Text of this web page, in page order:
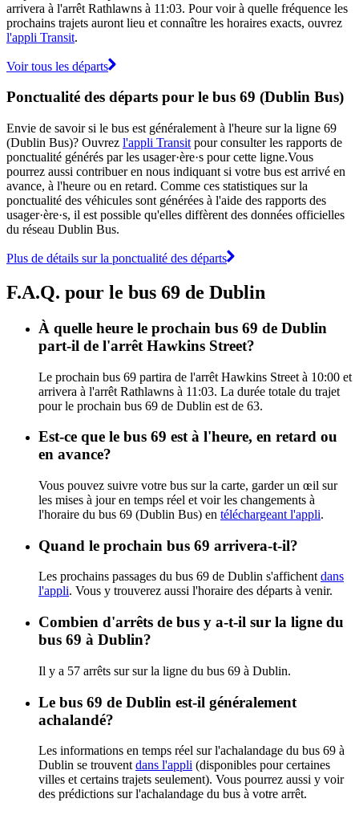
arrivera à l'arrêt Rathlawns à 11:03. Pour voir à quelle fréquence les
prochains trajets auront lieu et connaître les horaires exacts, ouvrez
l'appli Transit.
Voir tous les départs
Ponctualité des départs pour le bus 69 (Dublin Bus)
Envie de savoir si le bus est généralement à l'heure sur la ligne 69
(Dublin Bus)? Ouvrez l'appli Transit pour consulter les rapports de
ponctualité générés par les usager·ère·s pour cette ligne.Vous
pourrez aussi contribuer en nous indiquant si votre bus est arrivé en
avance, à l'heure ou en retard. Comme ces statistiques sur la
ponctualité des véhicules sont générées à l'aide des rapports des
usager·ère·s, il est possible qu'elles diffèrent des données officielles
du réseau Dublin Bus.
Plus de détails sur la ponctualité des départs
F.A.Q. pour le bus 69 de Dublin
À quelle heure le prochain bus 69 de Dublin
part-il de l'arrêt Hawkins Street?
Le prochain bus 69 partira de l'arrêt Hawkins Street à 10:00 et
arrivera à l'arrêt Rathlawns à 11:03. La durée totale du trajet
pour le prochain bus 69 de Dublin est de 63.
Est-ce que le bus 69 est à l'heure, en retard ou
en avance?
Vous pouvez suivre votre bus sur la carte, garder un œil sur
les mises à jour en temps réel et voir les changements à
l'horaire du bus 69 (Dublin Bus) en téléchargeant l'appli.
Quand le prochain bus 69 arrivera-t-il?
Les prochains passages du bus 69 de Dublin s'affichent dans
l'appli. Vous y trouverez aussi l'horaire des départs à venir.
Combien d'arrêts de bus y a-t-il sur la ligne du
bus 69 à Dublin?
Il y a 57 arrêts sur sur la ligne du bus 69 à Dublin.
Le bus 69 de Dublin est-il généralement
achalandé?
Les informations en temps réel sur l'achalandage du bus 69 à
Dublin se trouvent dans l'appli (disponibles pour certaines
villes et certains trajets seulement). Vous pourrez aussi y voir
des prédictions sur l'achalandage du bus à votre arrêt.